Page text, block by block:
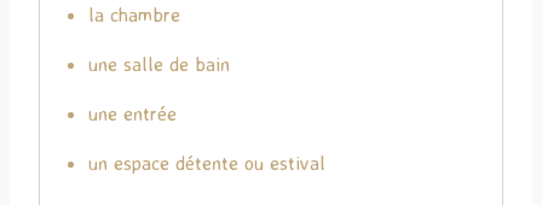
la chambre
une salle de bain
une entrée
un espace détente ou estival